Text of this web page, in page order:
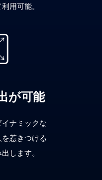
用可能。
が可能
ナミックな
惹きつける
します。